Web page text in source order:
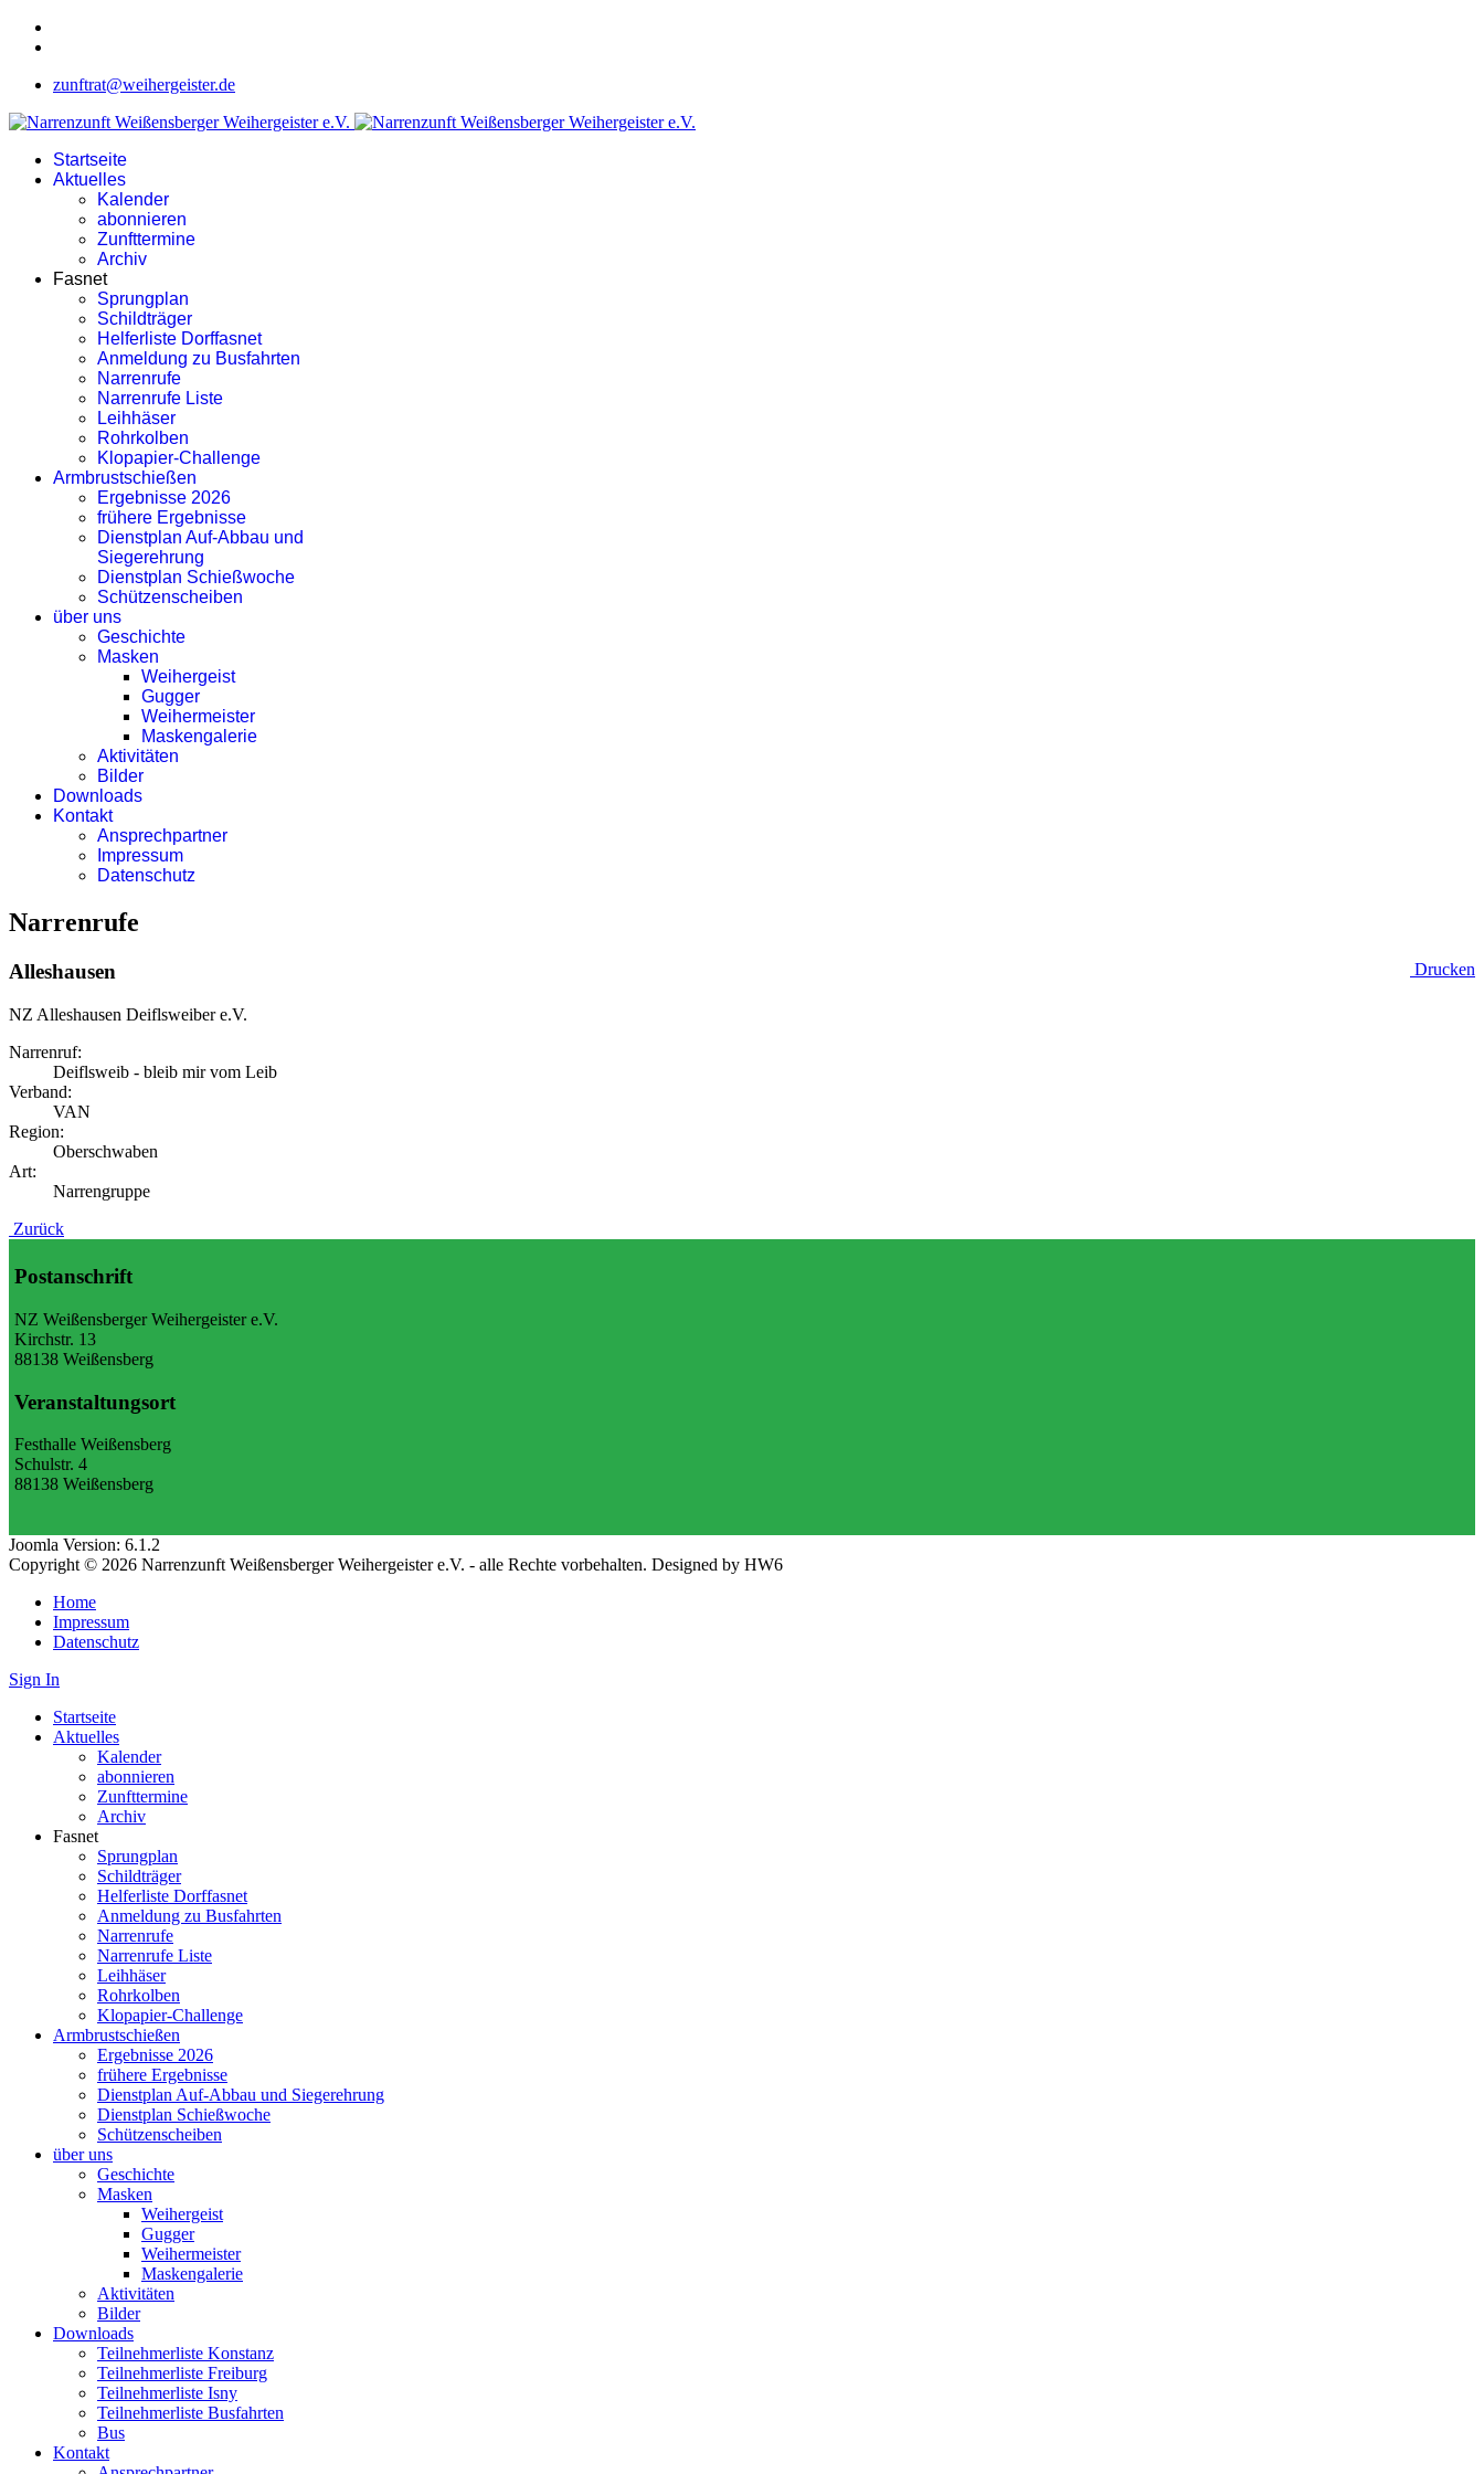
zunftrat@weihergeister.de
Startseite
Aktuelles
Kalender
abonnieren
Zunfttermine
Archiv
Fasnet
Sprungplan
Schildträger
Helferliste Dorffasnet
Anmeldung zu Busfahrten
Narrenrufe
Narrenrufe Liste
Leihhäser
Rohrkolben
Klopapier-Challenge
Armbrustschießen
Ergebnisse 2026
frühere Ergebnisse
Dienstplan Auf-Abbau und
Siegerehrung
Dienstplan Schießwoche
Schützenscheiben
über uns
Geschichte
Masken
Weihergeist
Gugger
Weihermeister
Maskengalerie
Aktivitäten
Bilder
Downloads
Kontakt
Ansprechpartner
Impressum
Datenschutz
Narrenrufe
Drucken
Alleshausen
NZ Alleshausen Deiflsweiber e.V.
Narrenruf:
Deiflsweib - bleib mir vom Leib
Verband:
VAN
Region:
Oberschwaben
Art:
Narrengruppe
Zurück
Postanschrift
NZ Weißensberger Weihergeister e.V.
Kirchstr. 13
88138 Weißensberg
Veranstaltungsort
Festhalle Weißensberg
Schulstr. 4
88138 Weißensberg
Joomla Version: 6.1.2
Copyright © 2026 Narrenzunft Weißensberger Weihergeister e.V. - alle Rechte vorbehalten. Designed by HW6
Home
Impressum
Datenschutz
Sign In
Startseite
Aktuelles
Kalender
abonnieren
Zunfttermine
Archiv
Fasnet
Sprungplan
Schildträger
Helferliste Dorffasnet
Anmeldung zu Busfahrten
Narrenrufe
Narrenrufe Liste
Leihhäser
Rohrkolben
Klopapier-Challenge
Armbrustschießen
Ergebnisse 2026
frühere Ergebnisse
Dienstplan Auf-Abbau und Siegerehrung
Dienstplan Schießwoche
Schützenscheiben
über uns
Geschichte
Masken
Weihergeist
Gugger
Weihermeister
Maskengalerie
Aktivitäten
Bilder
Downloads
Teilnehmerliste Konstanz
Teilnehmerliste Freiburg
Teilnehmerliste Isny
Teilnehmerliste Busfahrten
Bus
Kontakt